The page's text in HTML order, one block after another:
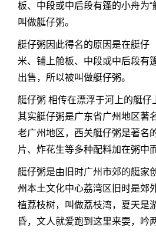
板、中段或中后段有篷的小舟为“
叫做艇仔粥。
艇仔粥因此得名的原因是在艇仔
米、铺上舱板、中段或中后段有
出售，所以被叫做艇仔粥。
艇仔粥 相传在漂浮于河上的艇仔
其实艇仔粥是广东省广州地区著
老广州地区，西关艇仔粥是著名
片、炸花生等多种配料加在粥中
艇仔粥是由旧时广州市郊的艇家
州本土文化中心荔湾区旧时是郊
植荔枝树，叫做荔枝湾，夏天是
昏，文人就爱跑到这里来耍，吟